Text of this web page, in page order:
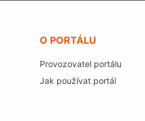
O PORTÁLU
Provozovatel portálu
Jak používat portál